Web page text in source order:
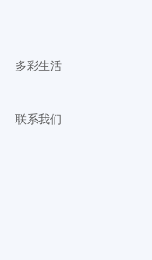
多彩生活
联系我们